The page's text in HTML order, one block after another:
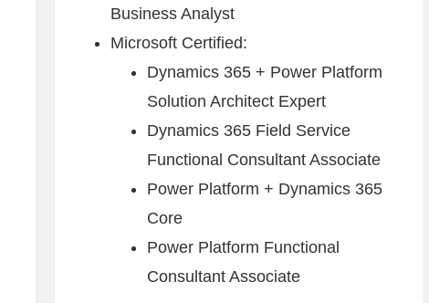
Business Analyst
Microsoft Certified:
Dynamics 365 + Power Platform
Solution Architect Expert
Dynamics 365 Field Service
Functional Consultant Associate
Power Platform + Dynamics 365
Core
Power Platform Functional
Consultant Associate